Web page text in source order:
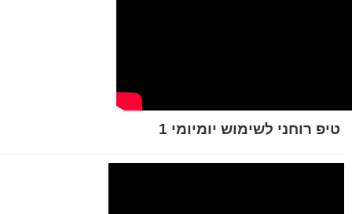
טיפ רוחני לשימוש יומיומי 1